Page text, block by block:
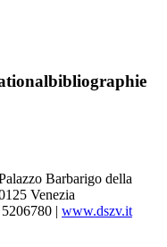
Barbarigo della
Venezia
| www.dszv.it